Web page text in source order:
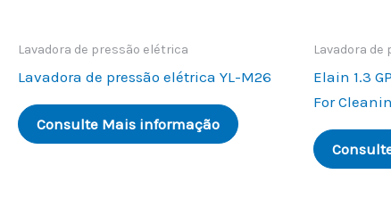
Lavadora de pressão elétrica
Lavadora de pressão elétrica YL-M26
Consulte Mais informação
Lavadora
Elain 1.3
For